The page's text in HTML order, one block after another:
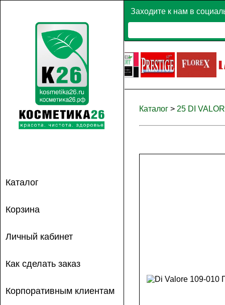
Заходите к нам в
Каталог
Корзина
Личный кабинет
Как сделать заказ
Корпоративным клиентам
Каталог > 25 DI